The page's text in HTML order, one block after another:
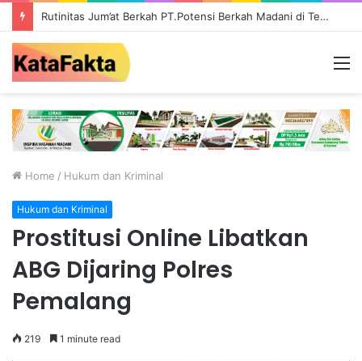
Rutinitas Jum’at Berkah PT.Potensi Berkah Madani di Tebo, Salurkan Bantuan ke Masyarakat
Home / Hukum dan Kriminal
Hukum dan Kriminal
Prostitusi Online Libatkan
ABG Dijaring Polres
Pemalang
219 1 minute read